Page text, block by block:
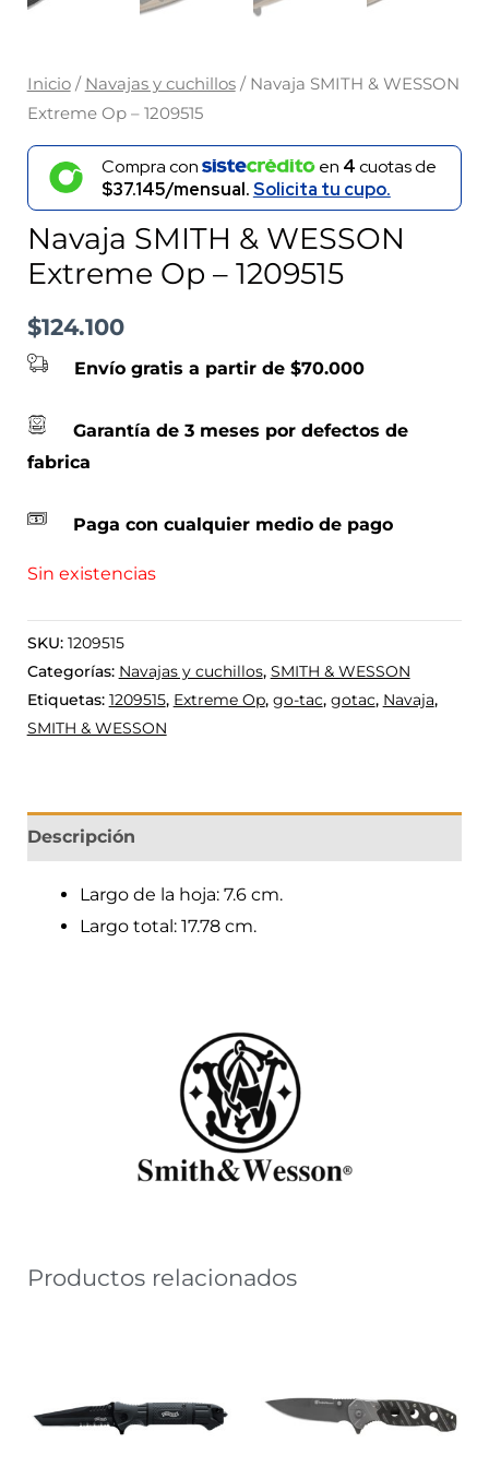
Inicio/ Navajas y cuchillos/ Navaja SMITH & WESSON
Extreme Op – 1209515
Compra con en 4cuotas de
$37.145/mensual.Solicita tu cupo.
Navaja SMITH & WESSON
Extreme Op – 1209515
$124.100
Envío gratis a partir de $70.000
Garantía de 3 meses por defectos de
fabrica
Paga con cualquier medio de pago
Sin existencias
SKU: 1209515
Categorías: Navajas y cuchillos, SMITH & WESSON
Etiquetas: 1209515, Extreme Op, go-tac, gotac, Navaja,
SMITH & WESSON
Descripción
Largo de la hoja: 7.6 cm.
Largo total: 17.78 cm.
Productos relacionados